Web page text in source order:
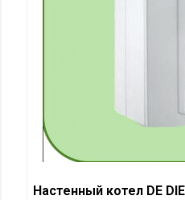
Настенный котел DE